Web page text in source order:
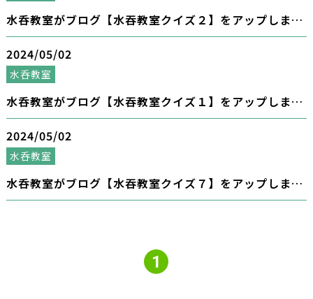
水呑教室がブログ【水吞教室クイズ２】をアップしまし
た。
2024/05/02
水呑教室
水呑教室がブログ【水吞教室クイズ１】をアップしまし
た。
2024/05/02
水呑教室
水呑教室がブログ【水吞教室クイズ７】をアップしまし
た。
1